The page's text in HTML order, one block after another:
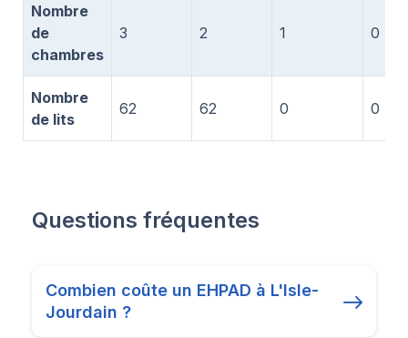
Nombre
de
chambres
3 2 1 0
Nombre
de lits
62 62 0 0
Questions fréquentes
Combien coûte un EHPAD à L'Isle-
Jourdain ?